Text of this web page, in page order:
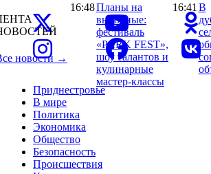
Приднестровье
В мире
Политика
Экономика
Общество
Безопасность
Происшествия
новости →
16:48Планы на
выходные:
фестиваль
«PARK FEST»,
шоу талантов и
кулинарные
мастер-классы
16:41 В